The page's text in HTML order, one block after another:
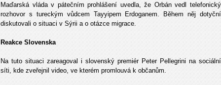
Maďarská vláda v pátečním prohlášení uvedla, že Orbán vedl telefonický
rozhovor s tureckým vůdcem Tayyipem Erdoganem. Během něj dotyční
diskutovali o situaci v Sýrii a o otázce migrace.
Reakce Slovenska
Na tuto situaci zareagoval i slovenský premiér Peter Pellegrini na sociální
síti, kde zveřejnil video, ve kterém promlouvá k občanům.